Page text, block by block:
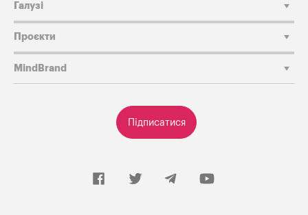
Підписатися
Галузі
Проєкти
MindBrand